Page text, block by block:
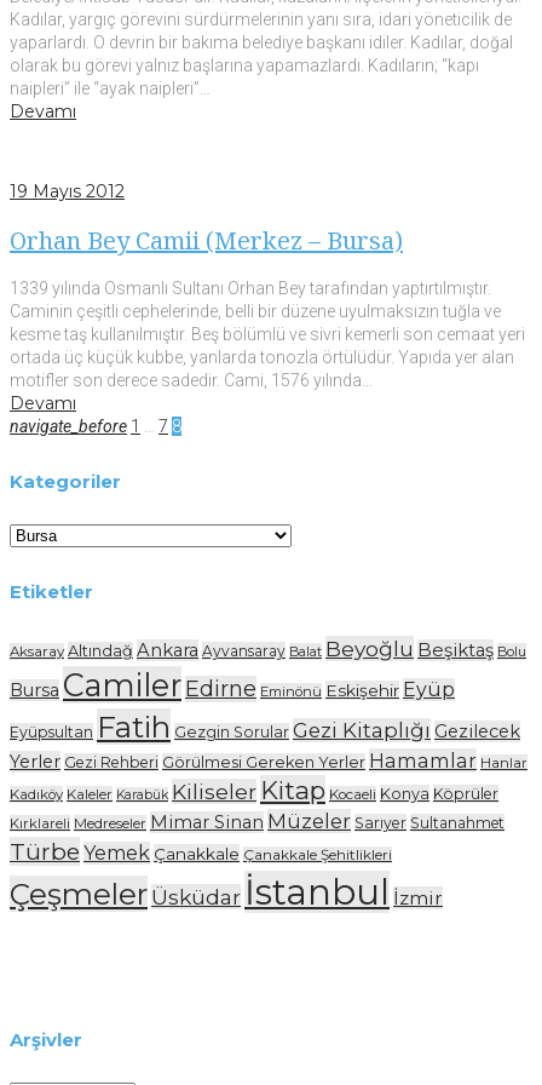
Kadılar, yargıç görevini sürdürmelerinin yanı sıra, idari yöneticilik de
yaparlardı. O devrin bir bakıma belediye başkanı idiler. Kadılar, doğal
olarak bu görevi yalnız başlarına yapamazlardı. Kadıların; “kapı
naipleri” ile “ayak naipleri”…
Devamı
19 Mayıs 2012
Orhan Bey Camii (Merkez – Bursa)
1339 yılında Osmanlı Sultanı Orhan Bey tarafından yaptırtılmıştır.
Caminin çeşitli cephelerinde, belli bir düzene uyulmaksızın tuğla ve
kesme taş kullanılmıştır. Beş bölümlü ve sivri kemerli son cemaat yeri
ortada üç küçük kubbe, yanlarda tonozla örtülüdür. Yapıda yer alan
motifler son derece sadedir. Cami, 1576 yılında…
Devamı
Facebook
Twitter
Google+
LinkedIn
Pinterest
Yazı
navigate_before 1 … 7 8
Kategoriler
Kategoriler
Etiketler
Aksaray Altındağ Ankara Ayvansaray Balat Beyoğlu Beşiktaş Bolu
Bursa CamilerEdirne Eminönü Eskişehir Eyüp
Eyüpsultan Fatih Gezgin Sorular Gezi Kitaplığı Gezilecek
Yerler Gezi Rehberi Görülmesi Gereken Yerler Hamamlar Hanlar
Kadıköy Kaleler Karabük Kiliseler Kitap Kocaeli Konya Köprüler
Kırklareli Medreseler Mimar Sinan Müzeler Sarıyer Sultanahmet
Türbe Yemek Çanakkale Çanakkale Şehitlikleri
ÇeşmelerÜsküdar İstanbul İzmir
Arşivler